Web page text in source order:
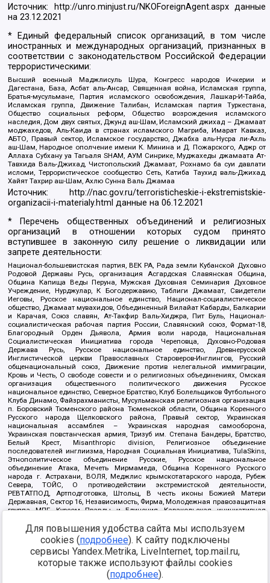
Источник: http://unro.minjust.ru/NKOForeignAgent.aspxданные
на23.12.2021
* Единый федеральный список организаций, в том числе
иностранных и международных организаций, признанных в
соответствии с законодательством Российской Федерации
террористическими:
Высший военный Маджлисуль Шура, Конгресс народов Ичкерии и
Дагестана, База, Асбат аль-Ансар, Священная война, Исламская группа,
Братья-мусульмане, Партия исламского освобождения, Лашкар-И-Тайба,
Исламская группа, Движение Талибан, Исламская партия Туркестана,
Общество социальных реформ, Общество возрождения исламского
наследия, Дом двух святых, Джунд аш-Шам, Исламский джихад – Джамаат
моджахедов, Аль-Каида в странах исламского Магриба, Имарат Кавказ,
АБТО, Правый сектор, Исламское государство, Джабха аль-Нусра ли-Ахль
аш-Шам, Народное ополчение имени К. Минина и Д. Пожарского, Аджр от
Аллаха Субхану уа Тагьаля SHAM, АУМ Синрике, Муджахеды джамаата Ат-
Тавхида Валь-Джихад, Чистопольский Джамаат, Рохнамо ба суи давлати
исломи, Террористическое сообщество Сеть, Катиба Таухид валь-Джихад,
Хайят Тахрир аш-Шам, Ахлю Сунна Валь Джамаа
Источник:
http://nac.gov.ru/terroristicheskie-i-ekstremistskie-
organizacii-i-materialy.html данные на06.12.2021
* Перечень общественных объединений и религиозных
организаций в отношении которых судом принято
вступившее в законную силу решение о ликвидации или
запрете деятельности:
Национал-большевистская партия, ВЕК РА, Рада земли Кубанской Духовно
Родовой Державы Русь, организация Асгардская Славянская Община,
Община Капища Веды Перуна, Мужская Духовная Семинария Духовное
Учреждение, Нурджулар, К Богодержавию, Таблиги Джамаат, Свидетели
Иеговы, Русское национальное единство, Национал-социалистическое
общество, Джамаат мувахидов, Объединенный Вилайат Кабарды, Балкарии
и Карачая, Союз славян, Ат-Такфир Валь-Хиджра, Пит Буль, Национал-
социалистическая рабочая партия России, Славянский союз, Формат-18,
Благородный Орден Дьявола, Армия воли народа, Национальная
Социалистическая Инициатива города Череповца, Духовно-Родовая
Держава Русь, Русское национальное единство, Древнерусской
Инглистической церкви Православных Староверов-Инглингов, Русский
общенациональный союз, Движение против нелегальной иммиграции,
Кровь и Честь, О свободе совести и о религиозных объединениях, Омская
организация общественного политического движения Русское
национальное единство, Северное Братство, Клуб Болельщиков Футбольного
Клуба Динамо, Файзрахманисты, Мусульманская религиозная организация
п. Боровский Тюменского района Тюменской области, Община Коренного
Русского народа Щелковского района, Правый сектор, Украинская
национальная ассамблея – Украинская народная самооборона,
Украинская повстанческая армия, Тризуб им. Степана Бандеры, Братство,
Белый Крест, Misanthropic division, Религиозное объединение
последователей инглиизма, Народная Социальная Инициатива, TulaSkins,
Этнополитическое объединение Русские, Русское национальное
объединение Атака, Мечеть Мирмамеда, Община Коренного Русского
народа г. Астрахани, ВОЛЯ, Меджлис крымскотатарского народа, Рубеж
Севера, ТОЙС, О противодействии экстремистской деятельности,
РЕВТАТПОД, Артподготовка, Штольц, В честь иконы Божией Матери
Державная, Сектор 16, Независимость, Фирма, Молодежная правозащитная
группа МПГ, Курсом Правды и Единения, Каракольская инициативная
Благотворительный пансионат Ак Умут, Русская республика Русь,
Арестантское уголовное единство, Башкорт, Нация и свобода, W.H.С., Фалунь
Дафа, Иртыш Ultras, Русский Патриотический клуб-Новокузнецк/РПК,
Сибирский державный союз, Фонд борьбы с коррупцией, Фонд защиты прав
граждан, Штабы Навального, Совет граждан СССР Прикубанского округа г.
Для повышения удобства сайта мы используем
cookies (подробнее). К сайту подключены
сервисы Yandex.Metrika, LiveInternet, top.mail.ru,
которые также используют файлы cookies
(подробнее).